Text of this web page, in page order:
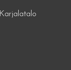
Karjalatalo